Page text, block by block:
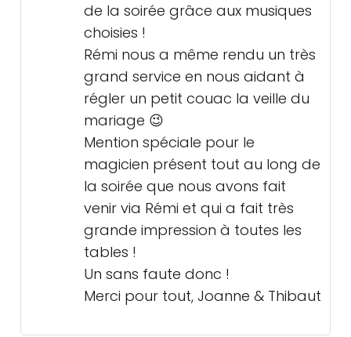
de la soirée grâce aux musiques
choisies !
Rémi nous a même rendu un très
grand service en nous aidant à
régler un petit couac la veille du
mariage 😉
Mention spéciale pour le
magicien présent tout au long de
la soirée que nous avons fait
venir via Rémi et qui a fait très
grande impression à toutes les
tables !
Un sans faute donc !
Merci pour tout, Joanne & Thibaut